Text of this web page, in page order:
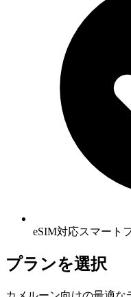
eSIM対応スマート
プランを選択